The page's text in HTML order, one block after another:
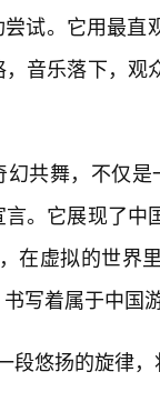
试。它用最
音乐落下，
共舞，不仅
。它展现了
在虚拟的世界
写着属于中国
段悠扬的旋律